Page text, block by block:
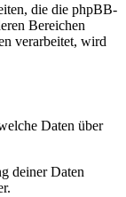
die die phpBB-
Bereichen
verarbeitet, wird
Daten über
deiner Daten